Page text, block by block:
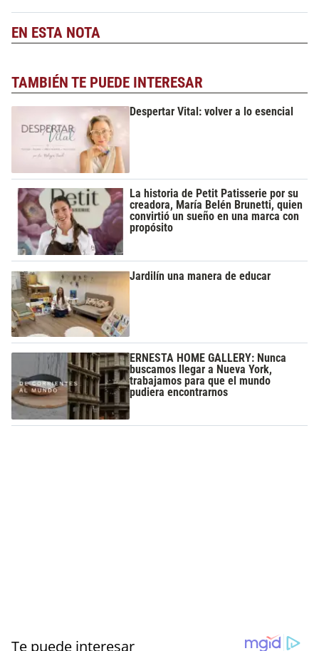
EN ESTA NOTA
TAMBIÉN TE PUEDE INTERESAR
Despertar Vital: volver a lo esencial
La historia de Petit Patisserie por su
creadora, María Belén Brunetti, quien
convirtió un sueño en una marca con
propósito
Jardilín una manera de educar
ERNESTA HOME GALLERY: Nunca
buscamos llegar a Nueva York,
trabajamos para que el mundo
pudiera encontrarnos